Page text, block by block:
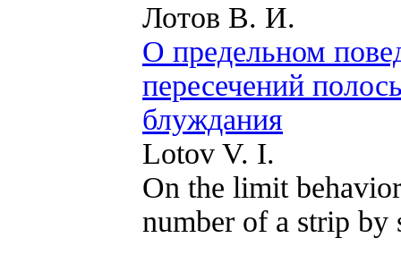
Лотов В. И.
О предельном
пересечений
блуждания
Lotov V. I.
On the limit
number of a strip by